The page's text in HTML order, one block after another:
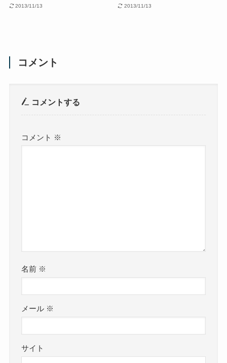
2013/11/13 2013/11/13
コメント
コメントする
コメント ※
名前 ※
メール ※
サイト